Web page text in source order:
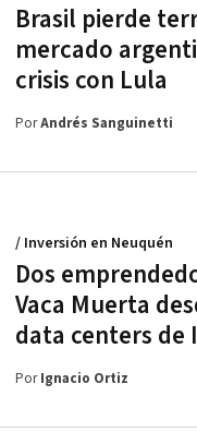
Brasil pierde
mercado
crisis con Lula
PorAndrés Sanguinetti
Dos
Vaca Muerta
data centers de
/ Inversión en Neuquén
PorIgnacio Ortiz